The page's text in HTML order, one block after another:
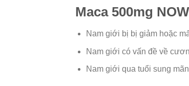
Maca 500mg
Nam giới bị bị giảm hoặc
Nam giới có vấn đề về
Nam giới qua tuổi sung